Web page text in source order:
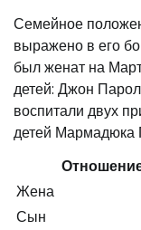
Семейное
выражено в его
был женат на
детей: Джон
воспитали двух
детей
Жена
Сын